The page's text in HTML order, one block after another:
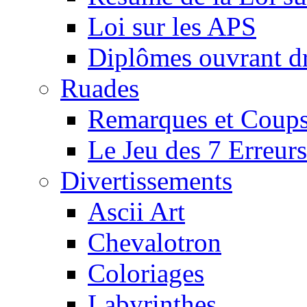
Loi sur les APS
Diplômes ouvrant
Ruades
Remarques et
Le Jeu des 7 Erreurs
Divertissements
Ascii Art
Chevalotron
Coloriages